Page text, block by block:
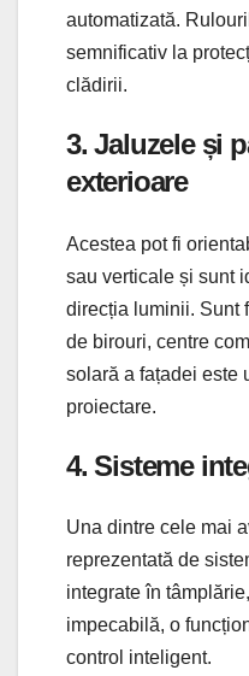
automatizată.
semnificativ la
clădirii.
3. Jaluzele și
exterioare
Acestea pot fi
sau verticale și sunt
direcția luminii. Sunt
de birouri, centre
solară a fațadei este
proiectare.
4. Sisteme
Una dintre cele mai
reprezentată de
integrate în
impecabilă, o
control inteligent.